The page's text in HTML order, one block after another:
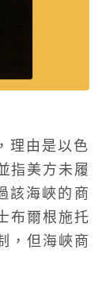
理由是以色
指美方未履
該海峽的商
布爾根施托
，但海峽商